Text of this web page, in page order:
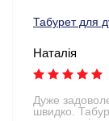
Табурет для
Наталія
Дуже
швидко.